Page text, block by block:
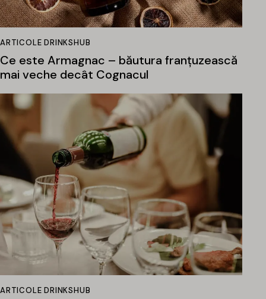
ARTICOLE DRINKSHUB
Ce este Armagnac – băutura franțuzească
mai veche decât Cognacul
ARTICOLE DRINKSHUB